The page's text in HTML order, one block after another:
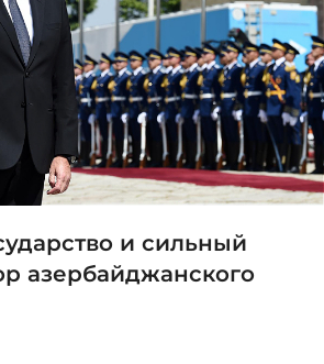
и сильный
азербайджанского